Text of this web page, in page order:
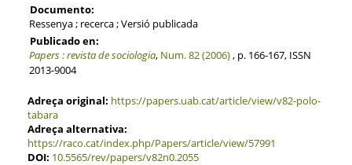
Documento:
Ressenya ; recerca ; Versió publicada
Publicado en:
Papers : revista de sociologia, Num. 82 (2006), p. 166-167, ISSN
2013-9004
Adreça original: https://papers.uab.cat/article/view/v82-polo-
tabara
Adreça alternativa:
https://raco.cat/index.php/Papers/article/view/57991
DOI: 10.5565/rev/papers/v82n0.2055